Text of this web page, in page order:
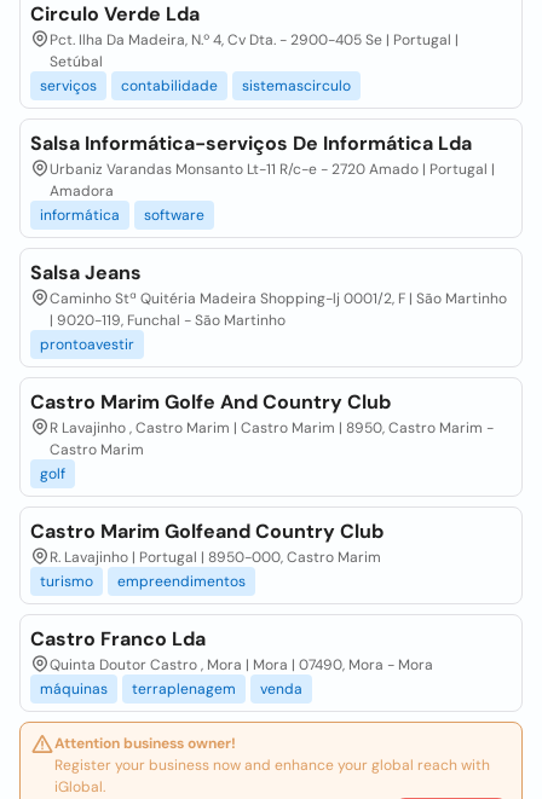
Circulo Verde Lda
Pct. Ilha Da Madeira, N.º 4, Cv Dta. - 2900-405 Se | Portugal |
Setúbal
serviços
contabilidade sistemascirculo
Salsa Informática-serviços De Informática Lda
Urbaniz Varandas Monsanto Lt-11 R/c-e - 2720 Amado | Portugal |
Amadora
informática
software
Salsa Jeans
Caminho Stª Quitéria Madeira Shopping-lj 0001/2, F | São Martinho
| 9020-119, Funchal - São Martinho
prontoavestir
Castro Marim Golfe And Country Club
R Lavajinho , Castro Marim | Castro Marim | 8950, Castro Marim -
Castro Marim
golf
Castro Marim Golfeand Country Club
R. Lavajinho | Portugal | 8950-000, Castro Marim
turismo
empreendimentos
Castro Franco Lda
Quinta Doutor Castro , Mora | Mora | 07490, Mora - Mora
máquinas
terraplenagem venda
Attention business owner!
Register your business now and enhance your global reach with
iGlobal.